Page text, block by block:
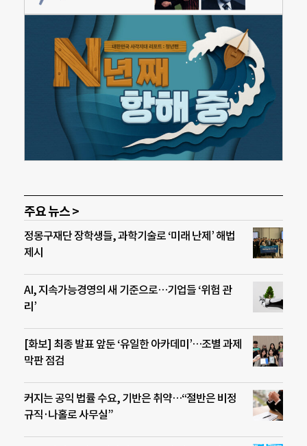
주요 뉴스 >
정몽구재단 장학생들, 과학기술로 ‘미래 난제’ 해법
제시
AI, 지속가능경영의 새 기준으로…기업들 ‘위험 관
리’
[화보] 최종 발표 앞둔 ‘유일한 아카데미’…조별 과제
막판 점검
커지는 공익 법률 수요, 기반은 취약…“절반은 비정
규직·나홀로 사무실”